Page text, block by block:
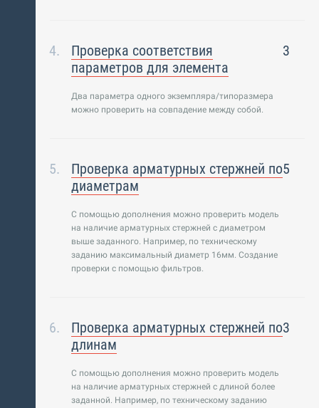
Проверка соответствия
параметров для элемента
3
Два параметра одного экземпляра/типоразмера
можно проверить на совпадение между собой.
Проверка арматурных стержней по
диаметрам
5
С помощью дополнения можно проверить модель
на наличие арматурных стержней с диаметром
выше заданного. Например, по техническому
заданию максимальный диаметр 16мм. Создание
проверки с помощью фильтров.
Проверка арматурных стержней по
длинам
3
С помощью дополнения можно проверить модель
на наличие арматурных стержней с длиной более
заданной. Например, по техническому заданию